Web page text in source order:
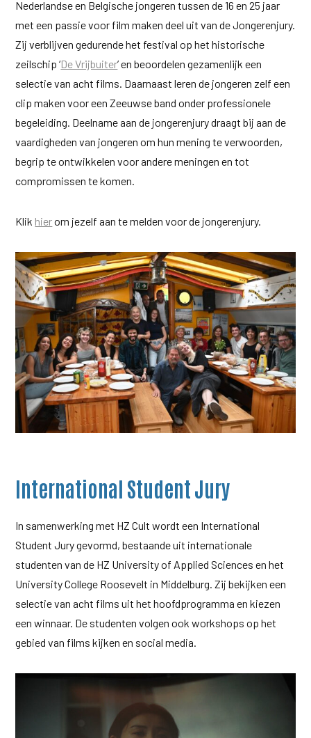
Nederlandse en Belgische jongeren tussen de 16 en 25 jaar
met een passie voor film maken deel uit van de Jongerenjury.
Zij verblijven gedurende het festival op het historische
zeilschip ‘De Vrijbuiter’ en beoordelen gezamenlijk een
selectie van acht films. Daarnaast leren de jongeren zelf een
clip maken voor een Zeeuwse band onder professionele
begeleiding. Deelname aan de jongerenjury draagt bij aan de
vaardigheden van jongeren om hun mening te verwoorden,
begrip te ontwikkelen voor andere meningen en tot
compromissen te komen.
Klik hierom jezelf aan te melden voor de jongerenjury.
International Student Jury
In samenwerking met HZ Cult wordt een International
Student Jury gevormd, bestaande uit internationale
studenten van de HZ University of Applied Sciences en het
University College Roosevelt in Middelburg. Zij bekijken een
selectie van acht films uit het hoofdprogramma en kiezen
een winnaar. De studenten volgen ook workshops op het
gebied van films kijken en social media.